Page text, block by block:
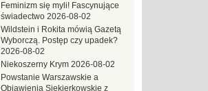
Feminizm się myli! Fascynujące
świadectwo 2026-08-02
Wildstein i Rokita mówią Gazetą
Wyborczą. Postęp czy upadek?
2026-08-02
Niekoszerny Krym 2026-08-02
Powstanie Warszawskie a
Objawienia Siekierkowskie z